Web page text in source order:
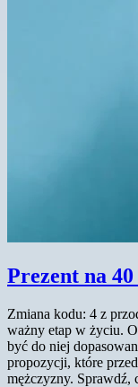
Prezent na
Zmiana kodu: 4 z
ważny etap w życiu.
być do niej
propozycji, które
mężczyzny. Sprawdź,